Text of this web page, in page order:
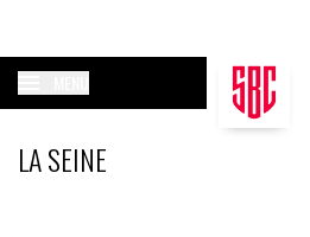
LA SEINE